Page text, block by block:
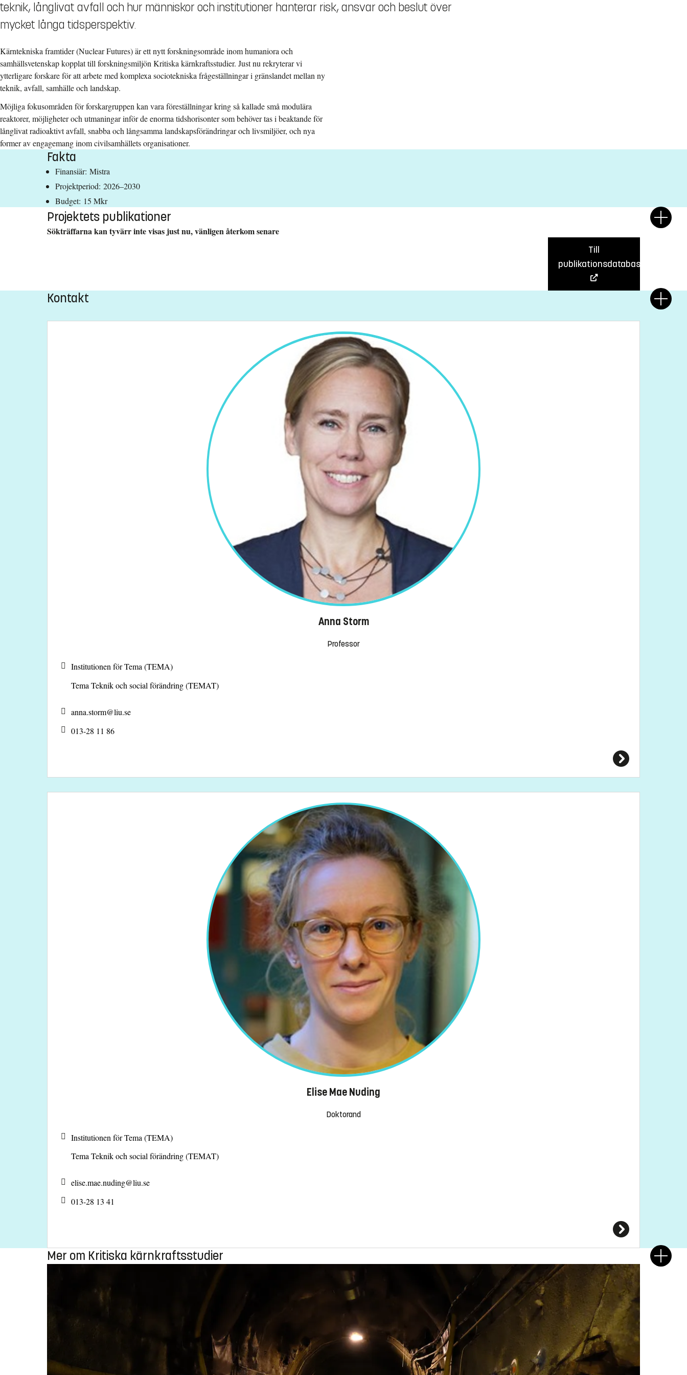
teknik, långlivat avfall och hur människor och institutioner hanterar risk, ansvar och beslut över
mycket långa tidsperspektiv.
Kärntekniska framtider (Nuclear Futures) är ett nytt forskningsområde inom humaniora och
samhällsvetenskap kopplat till forskningsmiljön Kritiska kärnkraftsstudier. Just nu rekryterar vi
ytterligare forskare för att arbete med komplexa sociotekniska frågeställningar i gränslandet mellan ny
teknik, avfall, samhälle och landskap.
Möjliga fokusområden för forskargruppen kan vara föreställningar kring så kallade små modulära
reaktorer, möjligheter och utmaningar inför de enorma tidshorisonter som behöver tas i beaktande för
långlivat radioaktivt avfall, snabba och långsamma landskapsförändringar och livsmiljöer, och nya
former av engagemang inom civilsamhällets organisationer.
Fakta
Finansiär: Mistra
Projektperiod: 2026–2030
Budget: 15 Mkr
Projektets publikationer
Sökträffarna kan tyvärr inte visas just nu, vänligen återkom senare
Till
publikationsdatabas
Kontakt
Anna Storm
Professor
Institutionen för Tema (TEMA)
Tema Teknik och social förändring (TEMAT)
anna.storm@liu.se
013-28 11 86
Elise Mae Nuding
Doktorand
Institutionen för Tema (TEMA)
Tema Teknik och social förändring (TEMAT)
elise.mae.nuding@liu.se
013-28 13 41
Mer om Kritiska kärnkraftsstudier